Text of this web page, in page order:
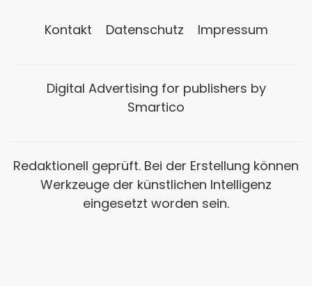
Kontakt Datenschutz Impressum
Digital Advertising for publishers by
Smartico
Redaktionell geprüft. Bei der Erstellung können
Werkzeuge der künstlichen Intelligenz
eingesetzt worden sein.